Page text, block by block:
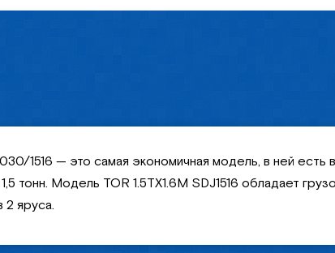
1516 — это самая экономичная модель, в ней
тонн. Модель TOR 1.5TX1.6M SDJ1516 обладает
2 яруса.